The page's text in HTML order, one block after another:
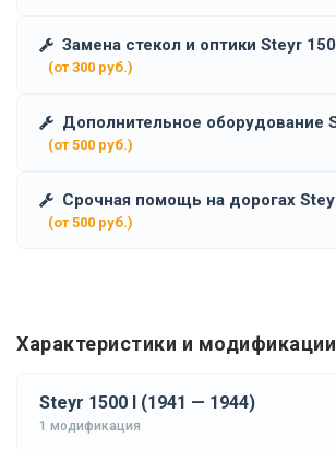
Замена стекол и оптики Steyr
(от 300 руб.)
Дополнительное оборудование
(от 500 руб.)
Срочная помощь на дорогах
(от 500 руб.)
Характеристики и модификации
Steyr 1500 I (1941 — 1944)
1 модификация